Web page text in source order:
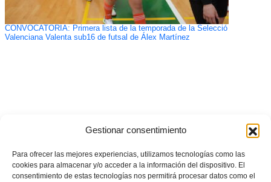
Gestionar consentimiento
Para ofrecer las mejores experiencias, utilizamos tecnologías como las
cookies para almacenar y/o acceder a la información del dispositivo. El
consentimiento de estas tecnologías nos permitirá procesar datos como el
CONVOCATORIA: Primera lista de la temporada de la Selecció
Valenciana Valenta sub16 de futsal de Álex Martínez